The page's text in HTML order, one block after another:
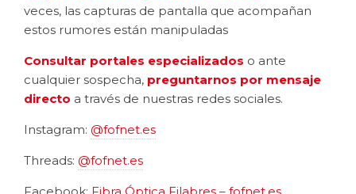
veces, las capturas de pantalla que acompañan
estos rumores están manipuladas
Consultar portales especializados o ante
cualquier sospecha, preguntarnos por mensaje
directo a través de nuestras redes sociales.
Instagram: @fofnet.es
Threads: @fofnet.es